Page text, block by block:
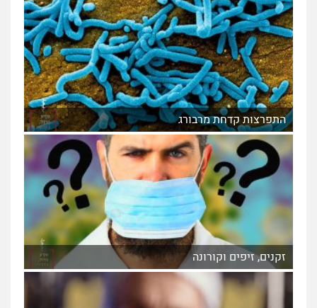
התפרצות קדחת מרבורג
זקנים, זיפים וקורונה